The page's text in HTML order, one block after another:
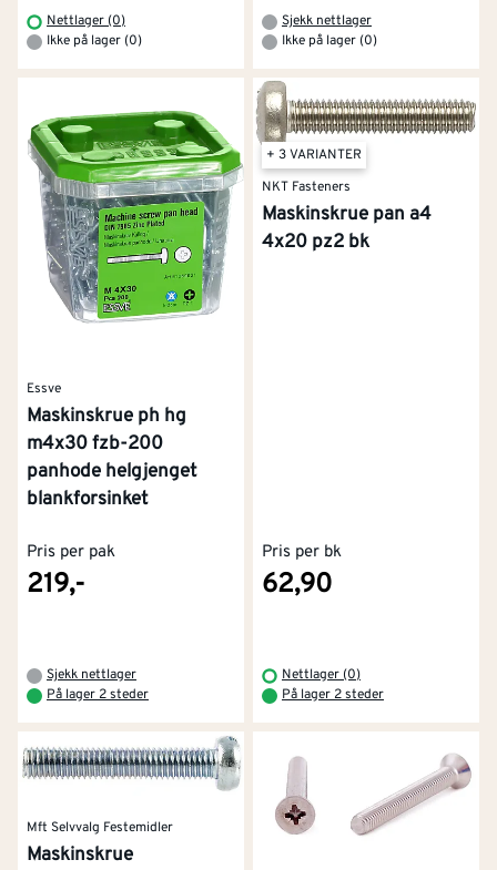
Nettlager (0)
Ikke på lager (0)
Sjekk nettlager
Ikke på lager (0)
Essve
Maskinskrue ph hg
m4x30 fzb-200
panhode helgjenget
blankforsinket
Pris per pak
219,-
Sjekk nettlager
På lager 2 steder
+ 3 VARIANTER
NKT Fasteners
Maskinskrue pan a4
4x20 pz2 bk
Pris per bk
62,90
Nettlager (0)
På lager 2 steder
Mft Selvvalg Festemidler
Maskinskrue